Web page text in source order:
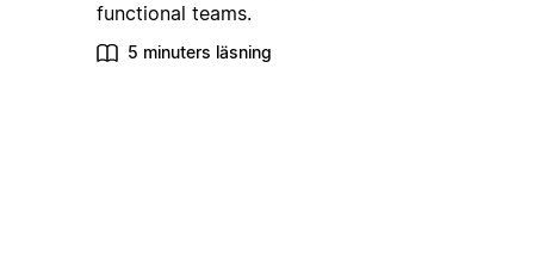
functional teams.
5 minuters läsning